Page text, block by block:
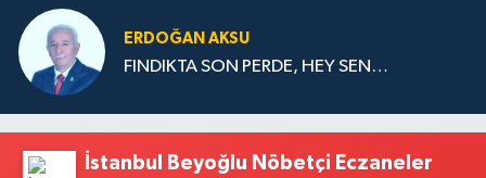
ERDOĞAN AKSU
FINDIKTA SON PERDE, HEY SEN…
İstanbul Beyoğlu Nöbetçi Eczaneler